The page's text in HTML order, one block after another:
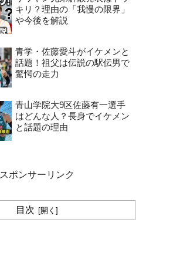
キリ？理由の「我慢の限界」
や今後を解説
青学・佐藤愛斗がイケメンと
話題！祖父は伝説の駅伝男で
驚愕の走力
青山学院大9区佐藤有一選手
はどんな人？長身でイケメン
と話題の理由
スポンサーリンク
目次